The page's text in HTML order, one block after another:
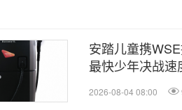
安踏儿童携
最快少年决战速
2026-08-04 08:00